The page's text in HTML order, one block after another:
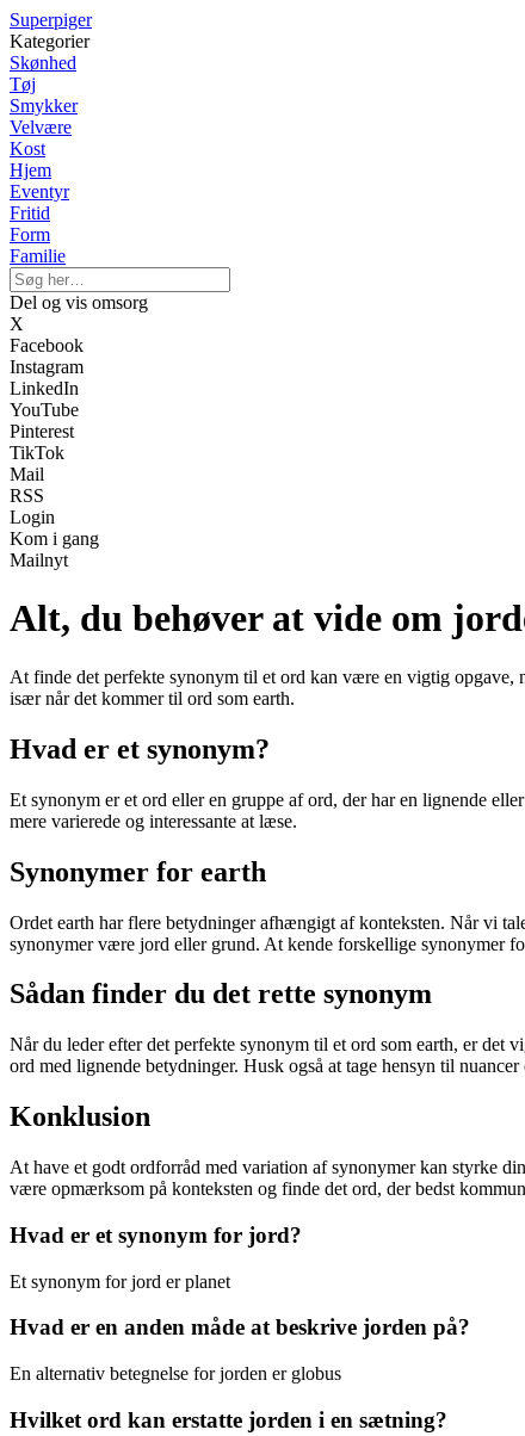
Superpiger
Kategorier
Skønhed
Tøj
Smykker
Velvære
Kost
Hjem
Eventyr
Fritid
Form
Familie
Del og vis omsorg
X
Facebook
Instagram
LinkedIn
YouTube
Pinterest
TikTok
Mail
RSS
Login
Kom i gang
Mailnyt
Alt, du behøver at vide om
At finde det perfekte synonym til et ord kan være en vigtig opgave,
især når det kommer til ord som earth.
Hvad er et synonym?
Et synonym er et ord eller en gruppe af ord, der har en lignende
mere varierede og interessante at læse.
Synonymer for earth
Ordet earth har flere betydninger afhængigt af konteksten. Når vi
synonymer være jord eller grund. At kende forskellige synonymer
Sådan finder du det rette synonym
Når du leder efter det perfekte synonym til et ord som earth, er det
ord med lignende betydninger. Husk også at tage hensyn til
Konklusion
At have et godt ordforråd med variation af synonymer kan styrke
være opmærksom på konteksten og finde det ord, der bedst
Hvad er et synonym for jord?
Et synonym for jord er planet
Hvad er en anden måde at beskrive jorden på?
En alternativ betegnelse for jorden er globus
Hvilket ord kan erstatte jorden i en sætning?